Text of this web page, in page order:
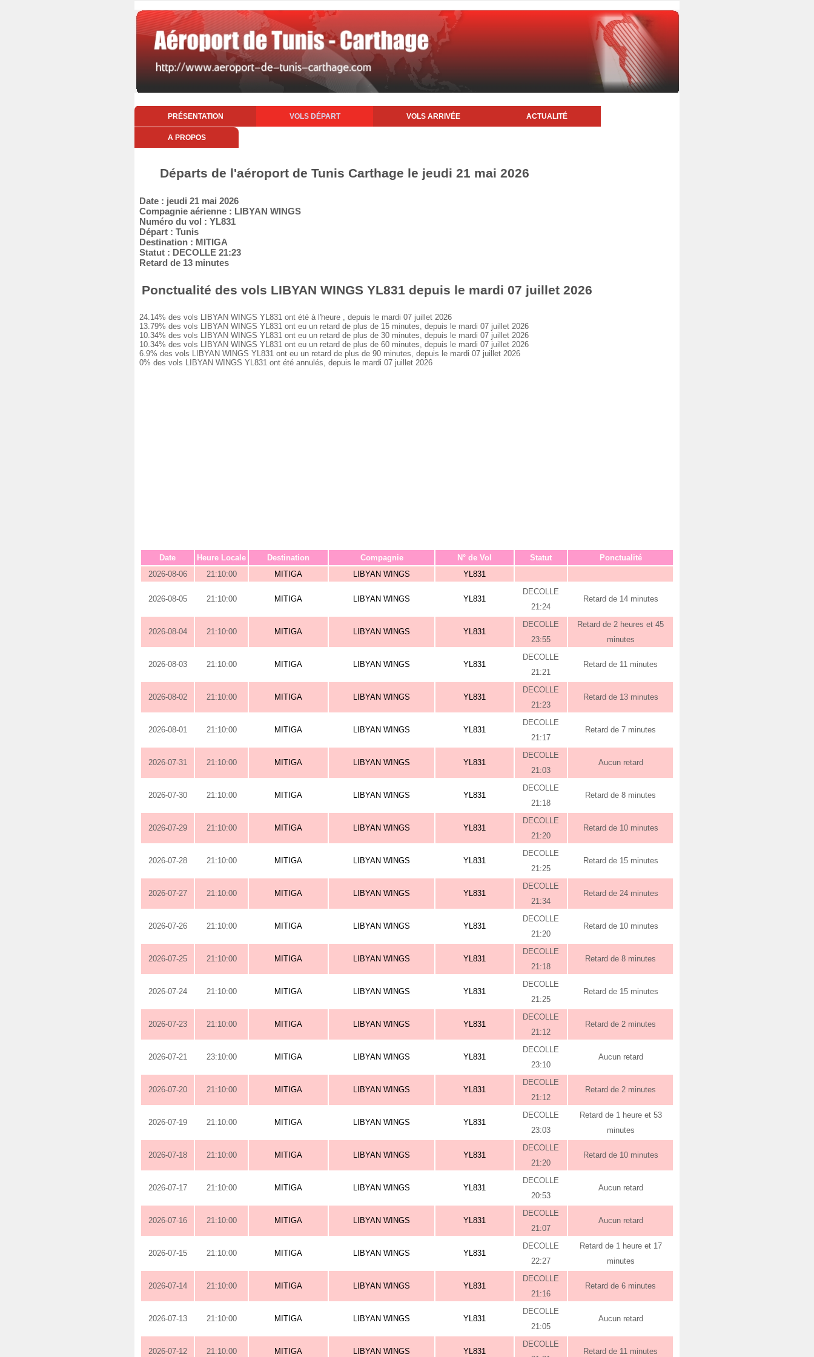
PRÉSENTATION VOLS DÉPART VOLS ARRIVÉE ACTUALITÉ
A PROPOS
Départs de l'aéroport de Tunis Carthage le jeudi 21 mai 2026
Date : jeudi 21 mai 2026
Compagnie aérienne : LIBYAN WINGS
Numéro du vol : YL831
Départ : Tunis
Destination : MITIGA
Statut : DECOLLE 21:23
Retard de 13 minutes
Ponctualité des vols LIBYAN WINGS YL831 depuis le mardi 07 juillet 2026
24.14% des vols LIBYAN WINGS YL831 ont été à l'heure , depuis le mardi 07 juillet 2026
13.79% des vols LIBYAN WINGS YL831 ont eu un retard de plus de 15 minutes, depuis le mardi 07 juillet 2026
10.34% des vols LIBYAN WINGS YL831 ont eu un retard de plus de 30 minutes, depuis le mardi 07 juillet 2026
10.34% des vols LIBYAN WINGS YL831 ont eu un retard de plus de 60 minutes, depuis le mardi 07 juillet 2026
6.9% des vols LIBYAN WINGS YL831 ont eu un retard de plus de 90 minutes, depuis le mardi 07 juillet 2026
0% des vols LIBYAN WINGS YL831 ont été annulés, depuis le mardi 07 juillet 2026
Date Heure Locale Destination Compagnie N° de Vol Statut
Ponctualité
2026-08-06
21:10:00 MITIGA LIBYAN WINGS YL831
2026-08-05 21:10:00 MITIGA LIBYAN WINGS YL831
DECOLLE
21:24
Retard de 14 minutes
2026-08-04 21:10:00 MITIGA LIBYAN WINGS YL831
DECOLLE
23:55
Retard de 2 heures et 45
minutes
2026-08-03 21:10:00 MITIGA LIBYAN WINGS YL831
DECOLLE
21:21
Retard de 11 minutes
2026-08-02 21:10:00 MITIGA LIBYAN WINGS YL831
DECOLLE
21:23
Retard de 13 minutes
2026-08-01 21:10:00 MITIGA LIBYAN WINGS YL831
DECOLLE
21:17
Retard de 7 minutes
2026-07-31 21:10:00 MITIGA LIBYAN WINGS YL831
DECOLLE
21:03
Aucun retard
2026-07-30 21:10:00 MITIGA LIBYAN WINGS YL831
DECOLLE
21:18
Retard de 8 minutes
2026-07-29 21:10:00 MITIGA LIBYAN WINGS YL831
DECOLLE
21:20
Retard de 10 minutes
2026-07-28 21:10:00 MITIGA LIBYAN WINGS YL831
DECOLLE
21:25
Retard de 15 minutes
2026-07-27 21:10:00 MITIGA LIBYAN WINGS YL831
DECOLLE
21:34
Retard de 24 minutes
2026-07-26 21:10:00 MITIGA LIBYAN WINGS YL831
DECOLLE
21:20
Retard de 10 minutes
2026-07-25 21:10:00 MITIGA LIBYAN WINGS YL831
DECOLLE
21:18
Retard de 8 minutes
2026-07-24 21:10:00 MITIGA LIBYAN WINGS YL831
DECOLLE
21:25
Retard de 15 minutes
2026-07-23 21:10:00 MITIGA LIBYAN WINGS YL831
DECOLLE
21:12
Retard de 2 minutes
2026-07-21 23:10:00 MITIGA LIBYAN WINGS YL831
DECOLLE
23:10
Aucun retard
2026-07-20 21:10:00 MITIGA LIBYAN WINGS YL831
DECOLLE
21:12
Retard de 2 minutes
2026-07-19 21:10:00 MITIGA LIBYAN WINGS YL831
DECOLLE
23:03
Retard de 1 heure et 53
minutes
2026-07-18 21:10:00 MITIGA LIBYAN WINGS YL831
DECOLLE
21:20
Retard de 10 minutes
2026-07-17 21:10:00 MITIGA LIBYAN WINGS YL831
DECOLLE
20:53
Aucun retard
2026-07-16 21:10:00 MITIGA LIBYAN WINGS YL831
DECOLLE
21:07
Aucun retard
2026-07-15 21:10:00 MITIGA LIBYAN WINGS YL831
DECOLLE
22:27
Retard de 1 heure et 17
minutes
2026-07-14 21:10:00 MITIGA LIBYAN WINGS YL831
DECOLLE
21:16
Retard de 6 minutes
2026-07-13 21:10:00 MITIGA LIBYAN WINGS YL831
DECOLLE
21:05
Aucun retard
2026-07-12 21:10:00 MITIGA LIBYAN WINGS YL831
DECOLLE
Retard de 11 minutes